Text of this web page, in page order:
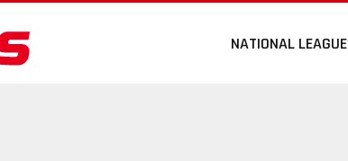
NATIONAL LEAGUE